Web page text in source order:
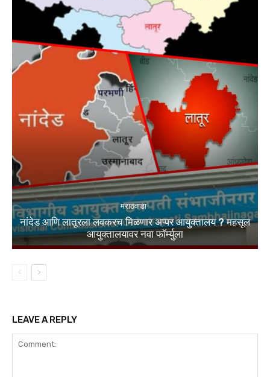
मराठवाडा
नांदेड आणि लातूरला लवकरच मिळणार अप्पर आयुक्तालय ? महसूल
आयुक्तालयावर नवा फॉर्म्युला
LEAVE A REPLY